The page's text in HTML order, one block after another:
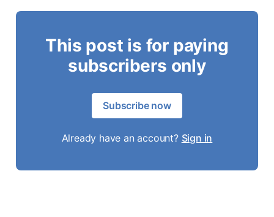
This post is for paying
subscribers only
Subscribe now
Already have an account? Sign in